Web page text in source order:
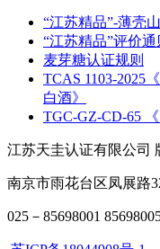
“江苏精品”-薄壳
“江苏精品”评价通
麦芽糖认证规则
TCAS 1103-2025
白酒》
TGC-GZ-CD-65
江苏天圭认证有限公司
南京市雨花台区凤展路
025－85698001